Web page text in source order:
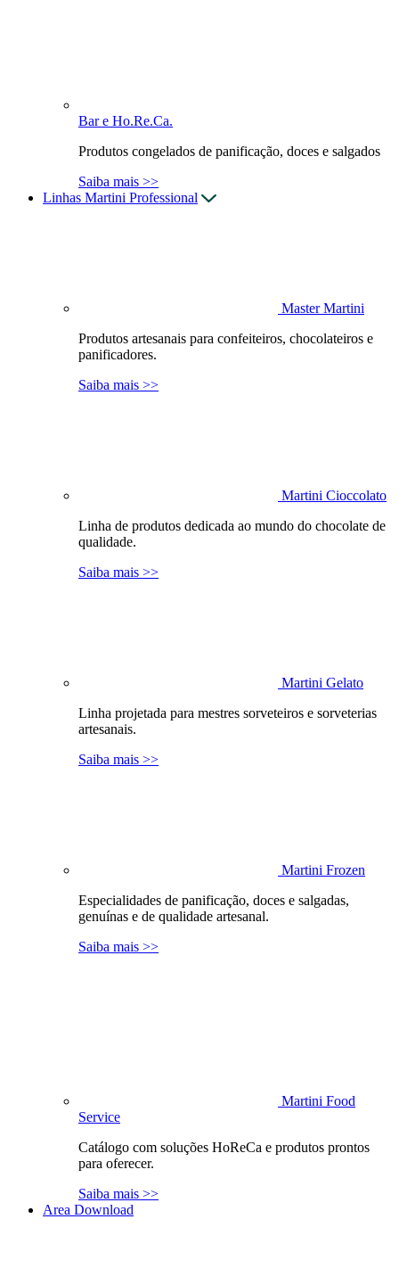
Bar e Ho.Re.Ca.
Produtos congelados de panificação, doces e salgados
Saiba mais >>
Linhas Martini Professional
Master Martini
Produtos artesanais para confeiteiros, chocolateiros e
panificadores.
Saiba mais >>
Martini Cioccolato
Linha de produtos dedicada ao mundo do chocolate de
qualidade.
Saiba mais >>
Martini Gelato
Linha projetada para mestres sorveteiros e sorveterias
artesanais.
Saiba mais >>
Martini Frozen
Especialidades de panificação, doces e salgadas,
genuínas e de qualidade artesanal.
Saiba mais >>
Martini Food
Service
Catálogo com soluções HoReCa e produtos prontos
para oferecer.
Saiba mais >>
Area Download